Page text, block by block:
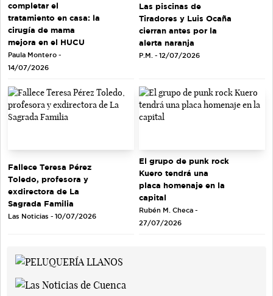
completar el
tratamiento en casa: la
cirugía de mama
mejora en el HUCU
Paula Montero -
14/07/2026
Las piscinas de
Tiradores y Luis Ocaña
cierran antes por la
alerta naranja
P.M. - 12/07/2026
Fallece Teresa Pérez
Toledo, profesora y
exdirectora de La
Sagrada Familia
Las Noticias - 10/07/2026
El grupo de punk rock
Kuero tendrá una
placa homenaje en la
capital
Rubén M. Checa -
27/07/2026